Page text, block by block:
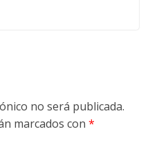
no será publicada.
marcados con *